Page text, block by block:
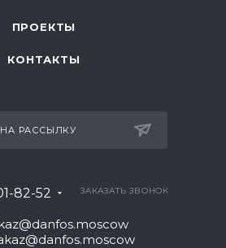
ПРОЕКТЫ
КОНТАКТЫ
РАССЫЛКУ
82-52 ЗАКАЗАТЬ ЗВОНОК